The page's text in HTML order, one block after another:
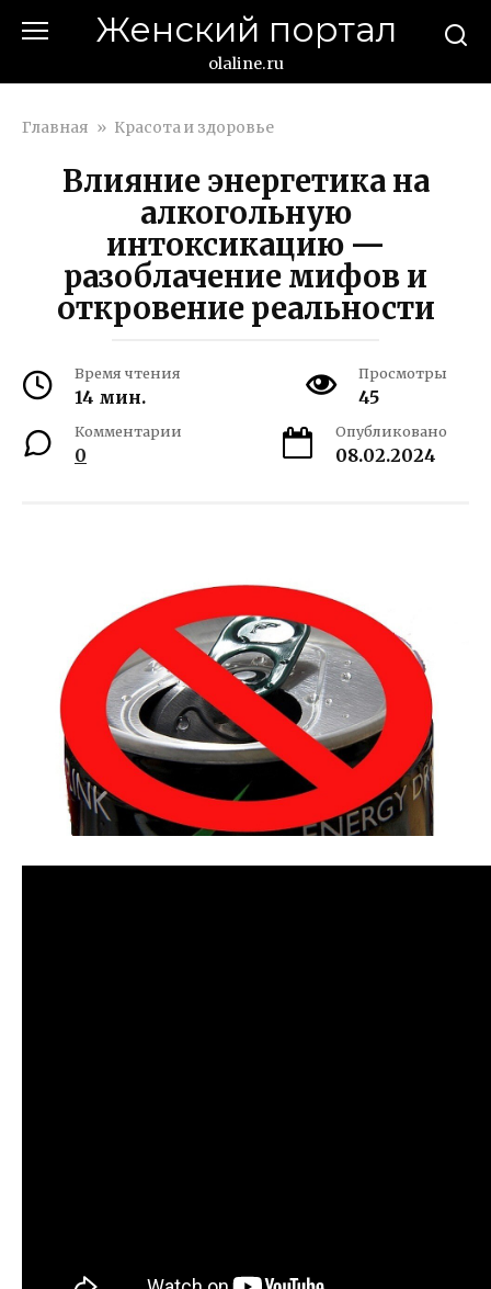
Женский портал
olaline.ru
Главная » Красота и здоровье
Влияние энергетика на
алкогольную
интоксикацию —
разоблачение мифов и
откровение реальности
Время чтения
14 мин.
Просмотры
45
Комментарии
0
Опубликовано
08.02.2024